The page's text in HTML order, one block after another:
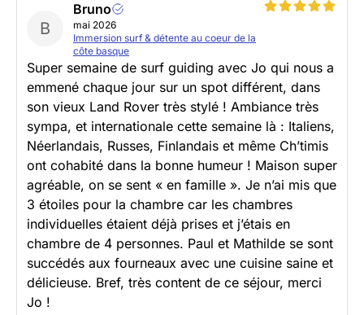
B
Bruno
mai 2026
Immersion surf & détente au coeur de la
côte basque
Super semaine de surf guiding avec Jo qui nous a
emmené chaque jour sur un spot différent, dans
son vieux Land Rover très stylé ! Ambiance très
sympa, et internationale cette semaine là : Italiens,
Néerlandais, Russes, Finlandais et même Ch’timis
ont cohabité dans la bonne humeur ! Maison super
agréable, on se sent « en famille ». Je n’ai mis que
3 étoiles pour la chambre car les chambres
individuelles étaient déjà prises et j’étais en
chambre de 4 personnes. Paul et Mathilde se sont
succédés aux fourneaux avec une cuisine saine et
délicieuse. Bref, très content de ce séjour, merci
Jo !